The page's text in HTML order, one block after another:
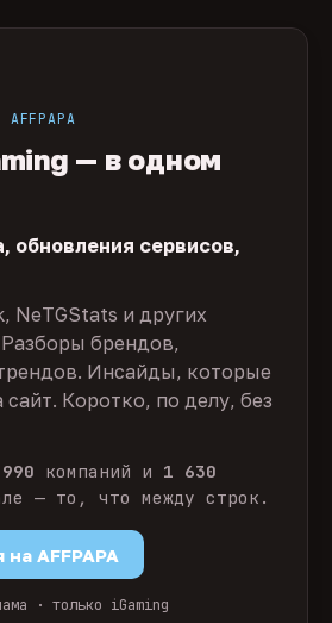
— в одном
обновления сервисов,
NeTGStats и других
брендов,
Инсайды, которые
Коротко, по делу, без
компаний и 1 630
— то, что между строк.
AFFPAPA
· только iGaming